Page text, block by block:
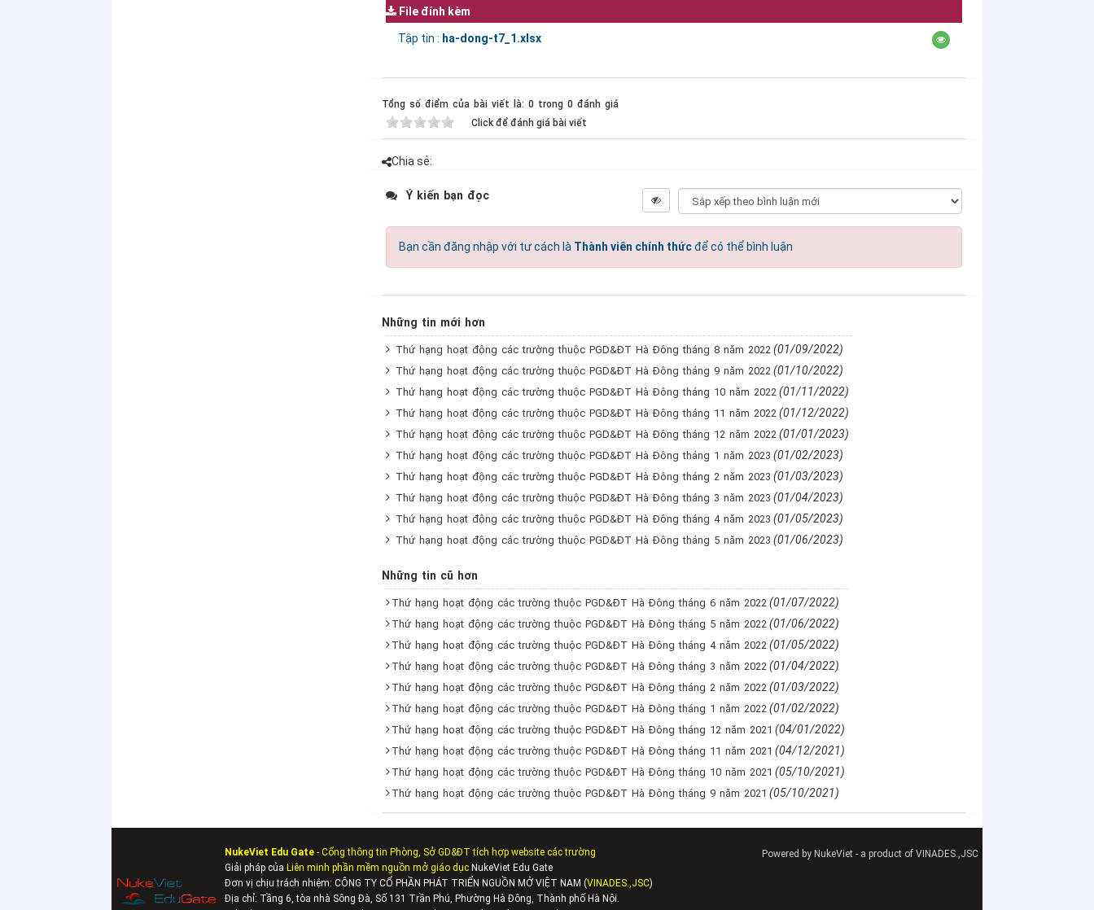
File đính kèm
Tập tin : ha-dong-t7_1.xlsx
Tổng số điểm của bài viết là: 0 trong 0 đánh giá
Click để đánh giá bài viết
Chia sẻ:
Ý kiến bạn đọc
Bạn cần đăng nhập với tư cách là Thành viên chính thứcđể có thể bình luận
Những tin mới hơn
Thứ hạng hoạt động các trường thuộc PGD&ĐT Hà Đông tháng 8 năm 2022 (01/09/2022)
Thứ hạng hoạt động các trường thuộc PGD&ĐT Hà Đông tháng 9 năm 2022 (01/10/2022)
Thứ hạng hoạt động các trường thuộc PGD&ĐT Hà Đông tháng 10 năm 2022 (01/11/2022)
Thứ hạng hoạt động các trường thuộc PGD&ĐT Hà Đông tháng 11 năm 2022 (01/12/2022)
Thứ hạng hoạt động các trường thuộc PGD&ĐT Hà Đông tháng 12 năm 2022 (01/01/2023)
Thứ hạng hoạt động các trường thuộc PGD&ĐT Hà Đông tháng 1 năm 2023 (01/02/2023)
Thứ hạng hoạt động các trường thuộc PGD&ĐT Hà Đông tháng 2 năm 2023 (01/03/2023)
Thứ hạng hoạt động các trường thuộc PGD&ĐT Hà Đông tháng 3 năm 2023 (01/04/2023)
Thứ hạng hoạt động các trường thuộc PGD&ĐT Hà Đông tháng 4 năm 2023 (01/05/2023)
Thứ hạng hoạt động các trường thuộc PGD&ĐT Hà Đông tháng 5 năm 2023 (01/06/2023)
Những tin cũ hơn
Thứ hạng hoạt động các trường thuộc PGD&ĐT Hà Đông tháng 6 năm 2022 (01/07/2022)
Thứ hạng hoạt động các trường thuộc PGD&ĐT Hà Đông tháng 5 năm 2022 (01/06/2022)
Thứ hạng hoạt động các trường thuộc PGD&ĐT Hà Đông tháng 4 năm 2022 (01/05/2022)
Thứ hạng hoạt động các trường thuộc PGD&ĐT Hà Đông tháng 3 năm 2022 (01/04/2022)
Thứ hạng hoạt động các trường thuộc PGD&ĐT Hà Đông tháng 2 năm 2022 (01/03/2022)
Thứ hạng hoạt động các trường thuộc PGD&ĐT Hà Đông tháng 1 năm 2022 (01/02/2022)
Thứ hạng hoạt động các trường thuộc PGD&ĐT Hà Đông tháng 12 năm 2021 (04/01/2022)
Thứ hạng hoạt động các trường thuộc PGD&ĐT Hà Đông tháng 11 năm 2021 (04/12/2021)
Thứ hạng hoạt động các trường thuộc PGD&ĐT Hà Đông tháng 10 năm 2021 (05/10/2021)
Thứ hạng hoạt động các trường thuộc PGD&ĐT Hà Đông tháng 9 năm 2021 (05/10/2021)
NukeViet Edu Gate- Cổng thông tin Phòng, Sở GD&ĐT tích hợp website các trường
Giải pháp của Liên minh phần mềm nguồn mở giáo dục NukeViet Edu Gate
Đơn vị chịu trách nhiệm: CÔNG TY CỔ PHẦN PHÁT TRIỂN NGUỒN MỞ VIỆT NAM (VINADES.,JSC)
Địa chỉ: Tầng 6, tòa nhà Sông Đà, Số 131 Trần Phú, Phường Hà Đông, Thành phố Hà Nội.
Powered by NukeViet- a product of VINADES.,JSC